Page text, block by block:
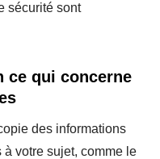
sécurité sont
ce qui concerne
des informations
votre sujet, comme le